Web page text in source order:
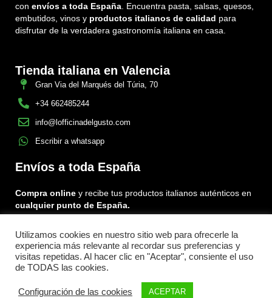
con envíos a toda España. Encuentra pasta, salsas, quesos,
embutidos, vinos y productos italianos de calidad para
disfrutar de la verdadera gastronomía italiana en casa.
Tienda italiana en Valencia
Gran Via del Marqués del Túria, 70
+34 662485244
info@lofficinadelgusto.com
Escribir a whatsapp
Envíos a toda España
Compra online y recibe tus productos italianos auténticos en
cualquier punto de España.
Encuéntranos en:
FacebookInstagram
Tiktok
Menu
Utilizamos cookies en nuestro sitio web para ofrecerle la
experiencia más relevante al recordar sus preferencias y
visitas repetidas. Al hacer clic en "Aceptar", consiente el uso
de TODAS las cookies.
Configuración de las cookies ACEPTAR